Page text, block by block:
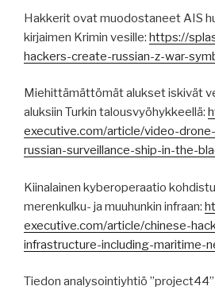
Hakkerit ovat muodostaneet AIS
kirjaimen Krimin vesille: https://
hackers-create-russian-z-war-
Miehittämättömät alukset iskivät
aluksiin Turkin talousvyöhykkeellä:
executive.com/article/video-
russian-surveillance-ship-in-the-
Kiinalainen kyberoperaatio
merenkulku- ja muuhunkin infraan:
executive.com/article/chinese-
infrastructure-including-maritime-
Tiedon analysointiyhtiö